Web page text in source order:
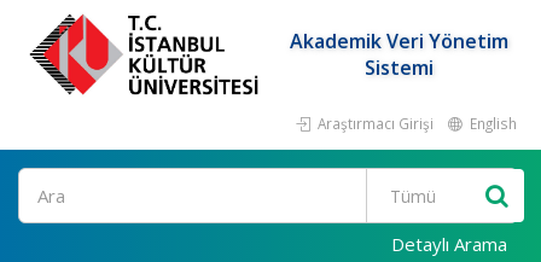
Akademik Veri Yönetim
Sistemi
Araştırmacı Girişi English
Ara
Detaylı Arama